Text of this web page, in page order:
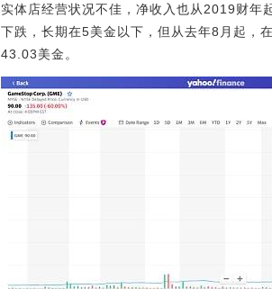
实体店经营状况不佳，净收入也从2019财年
下跌，长期在5美金以下，但从去年8月起，
43.03美金。